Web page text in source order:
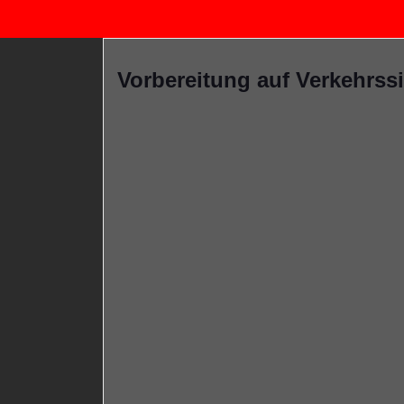
Vorbereitung auf